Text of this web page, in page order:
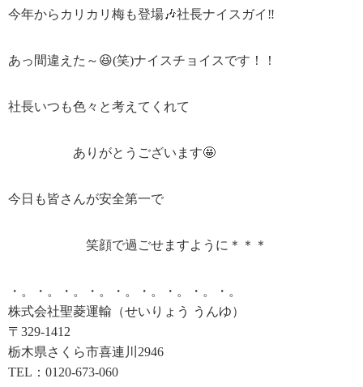
今年からカリカリ梅も登場🎶社長ナイスガイ‼
あっ間違えた～😆(笑)ナイスチョイスです！！
社長いつも色々と考えてくれて
ありがとうございます🤩
今日も皆さんが安全第一で
笑顔で過ごせますように＊＊＊
・。・。・。・。・。・。・。・。・。
株式会社聖菱運輸（せいりょう うんゆ）
〒329-1412
栃木県さくら市喜連川2946
TEL：0120-673-060